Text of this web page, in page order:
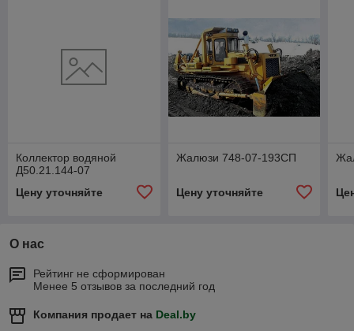
Коллектор водяной
Д50.21.144-07
Цену уточняйте
Жалюзи 748-07-193СП
Цену уточняйте
О нас
Рейтинг не сформирован
Менее 5 отзывов за последний год
Компания продает на Deal.by